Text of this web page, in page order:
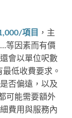
項目 ，主
等因素而有價
會以單位呎數
低收費要求。
否偏遠，以及
可能需要額外
費用與服務內